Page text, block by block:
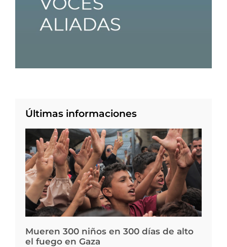
Últimas informaciones
Mueren 300 niños en 300 días de alto
el fuego en Gaza